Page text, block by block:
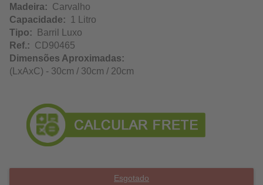
Madeira: Carvalho
Capacidade: 1 Litro
Tipo: Barril Luxo
Ref.: CD90465
Dimensões Aproximadas:
(LxAxC) - 30cm / 30cm / 20cm
Esgotado